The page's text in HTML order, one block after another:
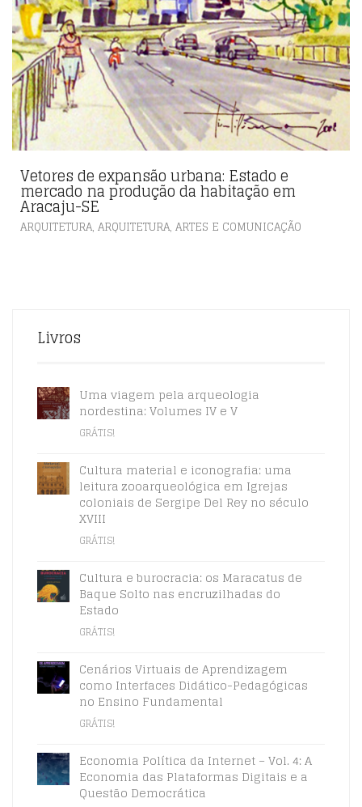
Vetores de expansão urbana: Estado e
mercado na produção da habitação em
Aracaju-SE
ARQUITETURA, ARQUITETURA, ARTES E COMUNICAÇÃO
Livros
Uma viagem pela arqueologia
nordestina: Volumes IV e V
GRÁTIS!
Cultura material e iconografia: uma
leitura zooarqueológica em Igrejas
coloniais de Sergipe Del Rey no século
XVIII
GRÁTIS!
Cultura e burocracia: os Maracatus de
Baque Solto nas encruzilhadas do
Estado
GRÁTIS!
Cenários Virtuais de Aprendizagem
como Interfaces Didático-Pedagógicas
no Ensino Fundamental
GRÁTIS!
Economia Política da Internet – Vol. 4: A
Economia das Plataformas Digitais e a
Questão Democrática